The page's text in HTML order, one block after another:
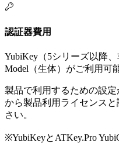
認証器費用
YubiKey（5シリーズ以降
Model（生体）がご利用可
製品で利用するための設
から製品利用ライセンス
さい。
※YubiKeyとATKey.Pro